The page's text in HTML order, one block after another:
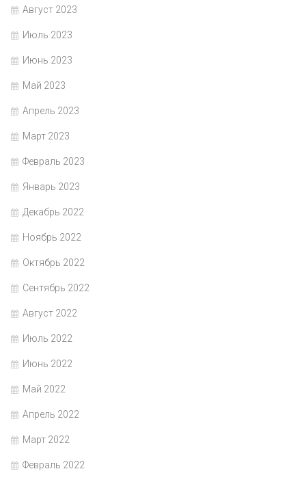
Август 2023
Июль 2023
Июнь 2023
Май 2023
Апрель 2023
Март 2023
Февраль 2023
Январь 2023
Декабрь 2022
Ноябрь 2022
Октябрь 2022
Сентябрь 2022
Август 2022
Июль 2022
Июнь 2022
Май 2022
Апрель 2022
Март 2022
Февраль 2022